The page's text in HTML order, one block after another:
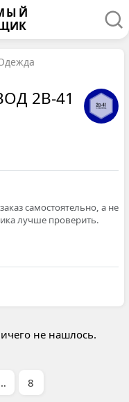
2В-41
самостоятельно, а не
лучше проверить.
не нашлось.
8